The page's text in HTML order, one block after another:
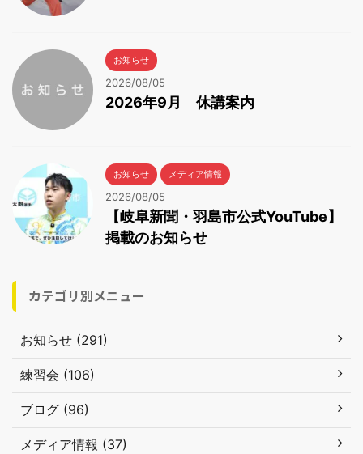
お知らせ
2026/08/05
2026年9月 休講案内
お知らせ メディア情報
2026/08/05
【岐阜新聞・羽島市公式YouTube】
掲載のお知らせ
カテゴリ別メニュー
お知らせ (291)
練習会 (106)
ブログ (96)
メディア情報 (37)